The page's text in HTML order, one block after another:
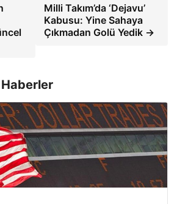
Milli Takım’da ‘Dejavu’
Kabusu: Yine Sahaya
Çıkmadan Golü Yedik →